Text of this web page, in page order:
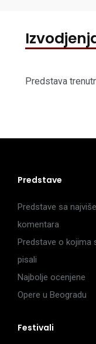
Predstava
Predstave
Predstave sa najviše
komentara
Predstave o kojima
pisali
Najbolje ocenjene
Opere u Beogradu
Festivali